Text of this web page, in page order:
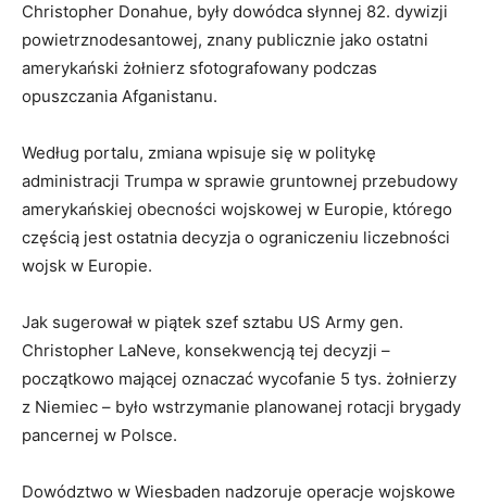
Christopher Donahue, były dowódca słynnej 82. dywizji
powietrznodesantowej, znany publicznie jako ostatni
amerykański żołnierz sfotografowany podczas
opuszczania Afganistanu.
Według portalu, zmiana wpisuje się w politykę
administracji Trumpa w sprawie gruntownej przebudowy
amerykańskiej obecności wojskowej w Europie, którego
częścią jest ostatnia decyzja o ograniczeniu liczebności
wojsk w Europie.
Jak sugerował w piątek szef sztabu US Army gen.
Christopher LaNeve, konsekwencją tej decyzji –
początkowo mającej oznaczać wycofanie 5 tys. żołnierzy
z Niemiec – było wstrzymanie planowanej rotacji brygady
pancernej w Polsce.
Dowództwo w Wiesbaden nadzoruje operacje wojskowe